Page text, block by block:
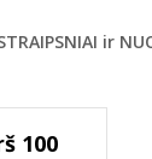
ir
100